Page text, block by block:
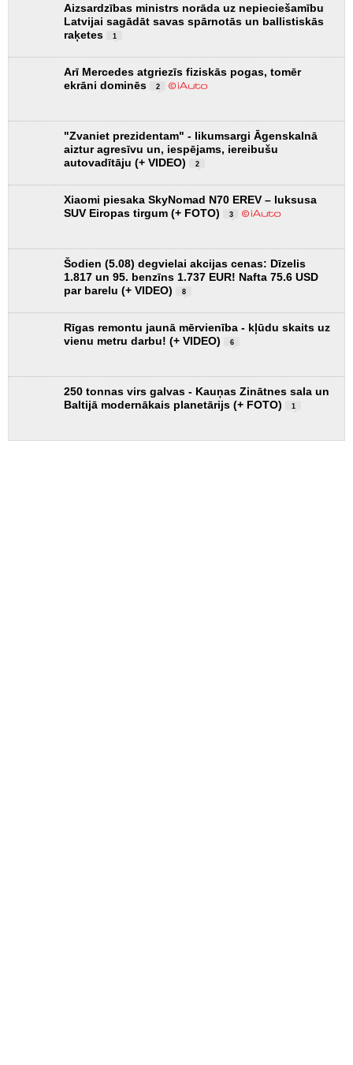
Aizsardzības ministrs norāda uz nepieciešamību
Latvijai sagādāt savas spārnotās un ballistiskās
raķetes
1
Arī Mercedes atgriezīs fiziskās pogas, tomēr
ekrāni dominēs
2
"Zvaniet prezidentam" - likumsargi Āgenskalnā
aiztur agresīvu un, iespējams, iereibušu
autovadītāju (+ VIDEO)
2
Xiaomi piesaka SkyNomad N70 EREV – luksusa
SUV Eiropas tirgum (+ FOTO)
3
Šodien (5.08) degvielai akcijas cenas: Dīzelis
1.817 un 95. benzīns 1.737 EUR! Nafta 75.6 USD
par barelu (+ VIDEO)
8
Rīgas remontu jaunā mērvienība - kļūdu skaits uz
vienu metru darbu! (+ VIDEO)
6
250 tonnas virs galvas - Kauņas Zinātnes sala un
Baltijā modernākais planetārijs (+ FOTO)
1